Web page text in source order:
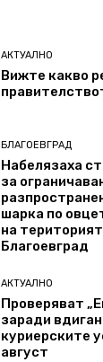
АКТУАЛНО
Вижте какво
БЛАГОЕВГРАД
Набелязаха
за
шарка по
на
Благоевград
АКТУАЛНО
Проверяват
заради
куриерските
август